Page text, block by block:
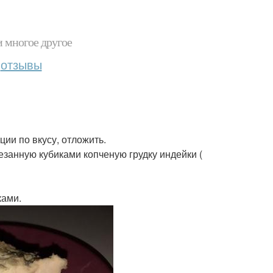
другое
отзывы
по вкусу, отложить.
кубиками копченую грудку индейки (